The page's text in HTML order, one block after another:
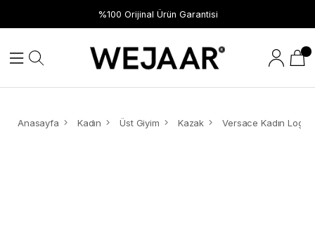
%100 Orijinal Ürün Garantisi
Anasayfa Kadın Üst Giyim Kazak